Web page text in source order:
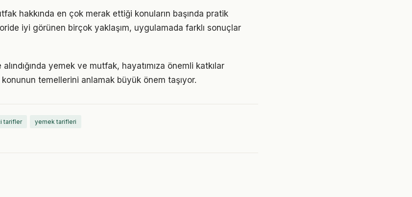
hakkında en çok merak ettiği konuların başında pratik
iyi görünen birçok yaklaşım, uygulamada farklı sonuçlar
yemek ve mutfak, hayatımıza önemli katkılar
temellerini anlamak büyük önem taşıyor.
tarifler yemek tarifleri